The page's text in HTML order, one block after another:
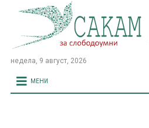
недела, 9 август, 2026
МЕНИ